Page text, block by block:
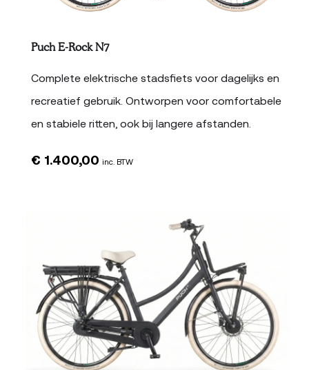
Puch E-Rock N7
Complete elektrische stadsfiets voor dagelijks en
recreatief gebruik. Ontworpen voor comfortabele
en stabiele ritten, ook bij langere afstanden.
€ 1.400,00 inc. BTW